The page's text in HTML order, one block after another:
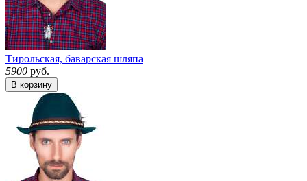
Тирольская, баварская шляпа
5900 руб.
В корзину